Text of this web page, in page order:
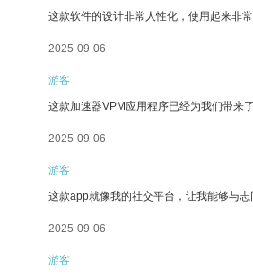
这款软件的设计非常人性化，使用起来非常
2025-09-06
游客
这款加速器VPM应用程序已经为我们带来
2025-09-06
游客
这款app就像我的社交平台，让我能够与志
2025-09-06
游客